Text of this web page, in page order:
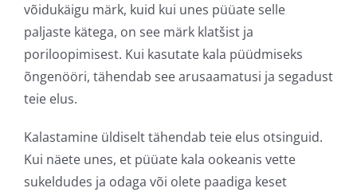
võidukäigu märk, kuid kui unes püüate selle
paljaste kätega, on see märk klatšist ja
poriloopimisest. Kui kasutate kala püüdmiseks
õngenööri, tähendab see arusaamatusi ja segadust
teie elus.
Kalastamine üldiselt tähendab teie elus otsinguid.
Kui näete unes, et püüate kala ookeanis vette
sukeldudes ja odaga või olete paadiga keset